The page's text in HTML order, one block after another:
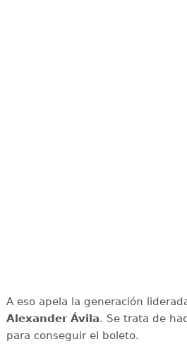
A eso apela la generación
Alexander Ávila. Se trata de
para conseguir el boleto.